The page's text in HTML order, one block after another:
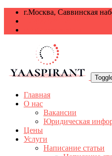
г.Москва, Саввинская
Главная
О нас
Вакансии
Юридическая
Цены
Услуги
Написание статьи